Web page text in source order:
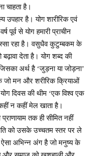
चाहता है।
उपहार है। योग शारीरिक एवं
पूर्व से योग हमारी प्राचीन
रहा है। वसुधैव कुटुम्बकम के
देता है। योग शब्द की
अर्थ है ‘जुड़ना या जोड़ना’
जो मन और शरीरिक क्रियाओं
दिवस की थीम ‘एक विश्व एक
न कहीं मेल खाता है।
तक ही सीमित नहीं
को उसके उच्चतम स्तर पर ले
अभिन्न अंग है जो मनुष्य के